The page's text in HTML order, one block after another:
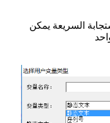
السريعة يمكن